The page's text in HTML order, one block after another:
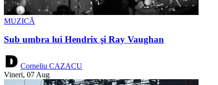
MUZICĂ
Sub umbra lui Hendrix şi Ray Vaughan
Corneliu CAZACU
Vineri, 07 Aug